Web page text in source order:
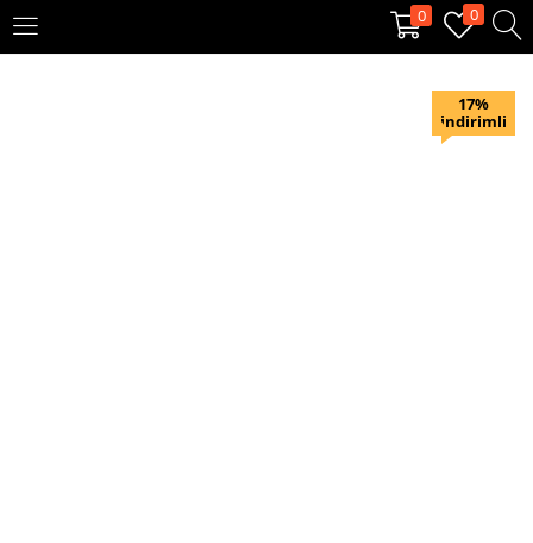
0 0
KAYIT OL
17%
indirimli